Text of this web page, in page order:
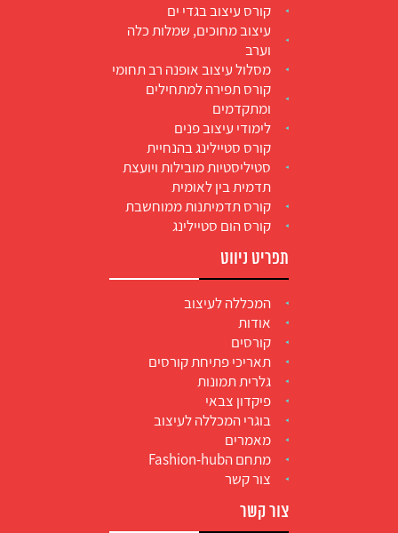
קורס עיצוב בגדי ים
עיצוב מחוכים, שמלות כלה
וערב
מסלול עיצוב אופנה רב תחומי
קורס תפירה למתחילים
ומתקדמים
לימודי עיצוב פנים
קורס סטיילינג בהנחיית
סטיליסטיות מובילות ויועצת
תדמית בין לאומית
קורס תדמיתנות ממוחשבת
קורס הום סטיילינג
תפריט ניווט
המכללה לעיצוב
אודות
קורסים
תאריכי פתיחת קורסים
גלרית תמונות
פיקדון צבאי
בוגרי המכללה לעיצוב
מאמרים
מתחם הFashion-hub
צור קשר
צור קשר